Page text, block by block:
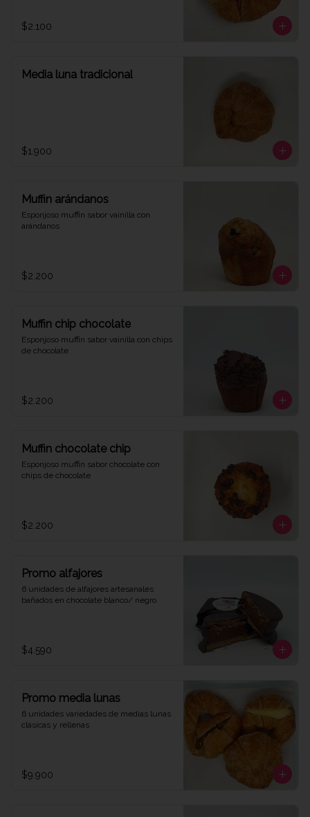
$2.100
Media luna tradicional
$1.900
Muffin arándanos
Esponjoso muffin sabor vainilla con
arándanos
$2.200
Muffin chip chocolate
Esponjoso muffin sabor vainilla con chips
de chocolate
$2.200
Muffin chocolate chip
Esponjoso muffin sabor chocolate con
chips de chocolate
$2.200
Promo alfajores
6 unidades de alfajores artesanales
bañados en chocolate blanco/ negro
$4.590
Promo media lunas
6 unidades variedades de medias lunas
clásicas y rellenas
$9.900